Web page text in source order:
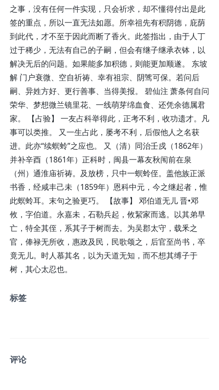
之事，没有任何一件实现，只会祈求，却不懂得付出是此
签的重点，所以一直无法如愿。所幸祖先有积阴德，庇荫
到此代，才不至于因此而断了香火。此签指出，由于人丁
过于稀少，无法有自己的子嗣，但会有继子继承衣钵，以
解决无后的问题。如果能多加积德，则能更加顺遂。 东坡
解 门户衰微、空自祈祷、幸有祖宗、阴骘可保。若问后
嗣、异姓方好、更行善事、当得美报。 碧仙注 萧条何自问
荣华、梦想微兰镜里花、一线萌芽绵血食、还凭余德属君
家。 【占验】 一友占科举得此，正考不利，收功遗才。凡
事可以类推。 又一生占此，屡考不利，后假他人之名获
进。此亦“续螟蛉”之应也。 又（清）同治壬戍（1862年）
并补辛酉（1861年）正科时，闽县一幕友秋闱前在泉
（州）通淮庙祈祷。及放榜，只中一螟蛉侄。盖他族正派
书香，经咸丰己未（1859年）恩科中元，今之继起者，惟
此螟蛉耳。末句之验更巧。 【故事】 邓伯道无儿 晋•邓
攸，字伯道。永嘉未，石勒兵起，攸絜家而逃。以其弟早
亡，特全其侄，系其子于树而去。为吴郡太守，载釆之
官，俸禄无所收，惠政及民，民歌颂之，后官至尚书，卒
竟无儿。时人慕其名，以为天道无知，而不想其缚子于
树，其心太忍也。
标签
评论